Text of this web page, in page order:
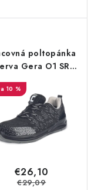
poltopánka
Gera O1 SR
sivá - akciová
cena
10 %
€26,10
€29,09